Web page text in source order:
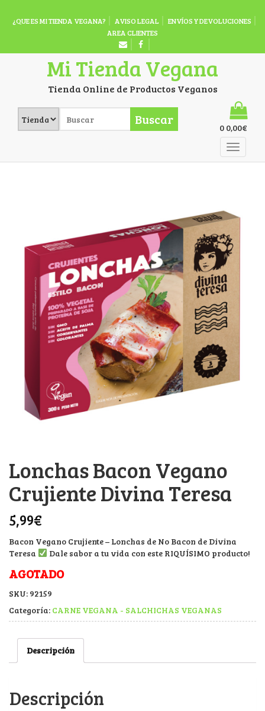
¿QUE ES MI TIENDA VEGANA? AVISO LEGAL
ENVÍOS Y DEVOLUCIONES
AREA CLIENTES
Mi Tienda Vegana
Tienda Online de Productos Veganos
Buscar
0 0,00€
Lonchas Bacon Vegano
Crujiente Divina Teresa
5,99€
Bacon Vegano Crujiente – Lonchas de No Bacon de Divina
Teresa
Dale sabor a tu vida con este RIQUÍSIMO producto!
AGOTADO
SKU: 92159
Categoría: CARNE VEGANA - SALCHICHAS VEGANAS
Descripción
Descripción